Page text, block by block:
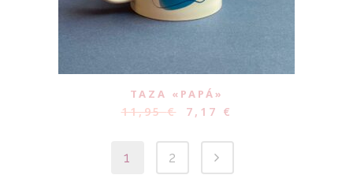
TAZA «PAPÁ»
11,95€ 7,17 €
1 2